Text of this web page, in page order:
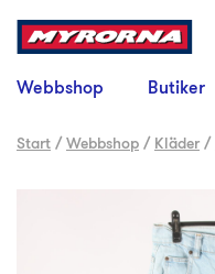
Webbshop Butiker
Start /Webbshop / Kläder /